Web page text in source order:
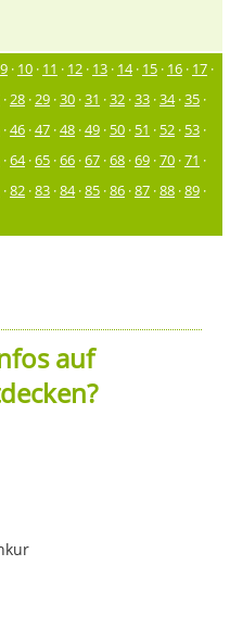
9 · 10 · 11 · 12 · 13 · 14· 15 · 16 · 17 ·
·28 ·29 ·30 ·31 ·32 ·33 ·34·35 ·
·46 ·47 ·48 ·49 · 50 · 51 · 52 · 53 ·
·64·65 ·66 ·67 ·68 ·69 ·70 ·71 ·
·82 ·83 ·84·85 ·86 ·87 ·88 ·89 ·
auf